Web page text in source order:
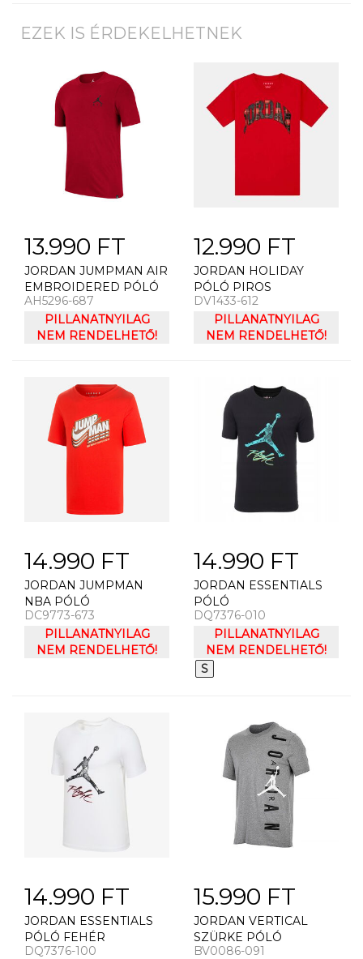
EZEK IS ÉRDEKELHETNEK
13.990 FT
JORDAN JUMPMAN AIR
EMBROIDERED PÓLÓ
AH5296-687
PILLANATNYILAG
NEM RENDELHETŐ!
12.990 FT
JORDAN HOLIDAY
PÓLÓ PIROS
DV1433-612
PILLANATNYILAG
NEM RENDELHETŐ!
14.990 FT
JORDAN JUMPMAN
NBA PÓLÓ
DC9773-673
PILLANATNYILAG
NEM RENDELHETŐ!
14.990 FT
JORDAN ESSENTIALS
PÓLÓ
DQ7376-010
PILLANATNYILAG
NEM RENDELHETŐ!
S
14.990 FT
JORDAN ESSENTIALS
PÓLÓ FEHÉR
DQ7376-100
15.990 FT
JORDAN VERTICAL
SZÜRKE PÓLÓ
BV0086-091